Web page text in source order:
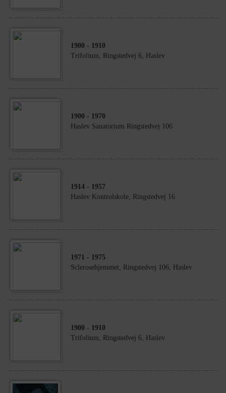
1900 - 1910
Trifolium, Ringstedvej 6, Haslev
1900 - 1970
Haslev Sanatorium Ringstedvej 106
1914 - 1957
Haslev Kontrolskole, Ringstedvej 16
1971 - 1975
Sclerosehjemmet, Ringstedvej 106, Haslev
1900 - 1910
Trifolium, Ringstedvej 6, Haslev.